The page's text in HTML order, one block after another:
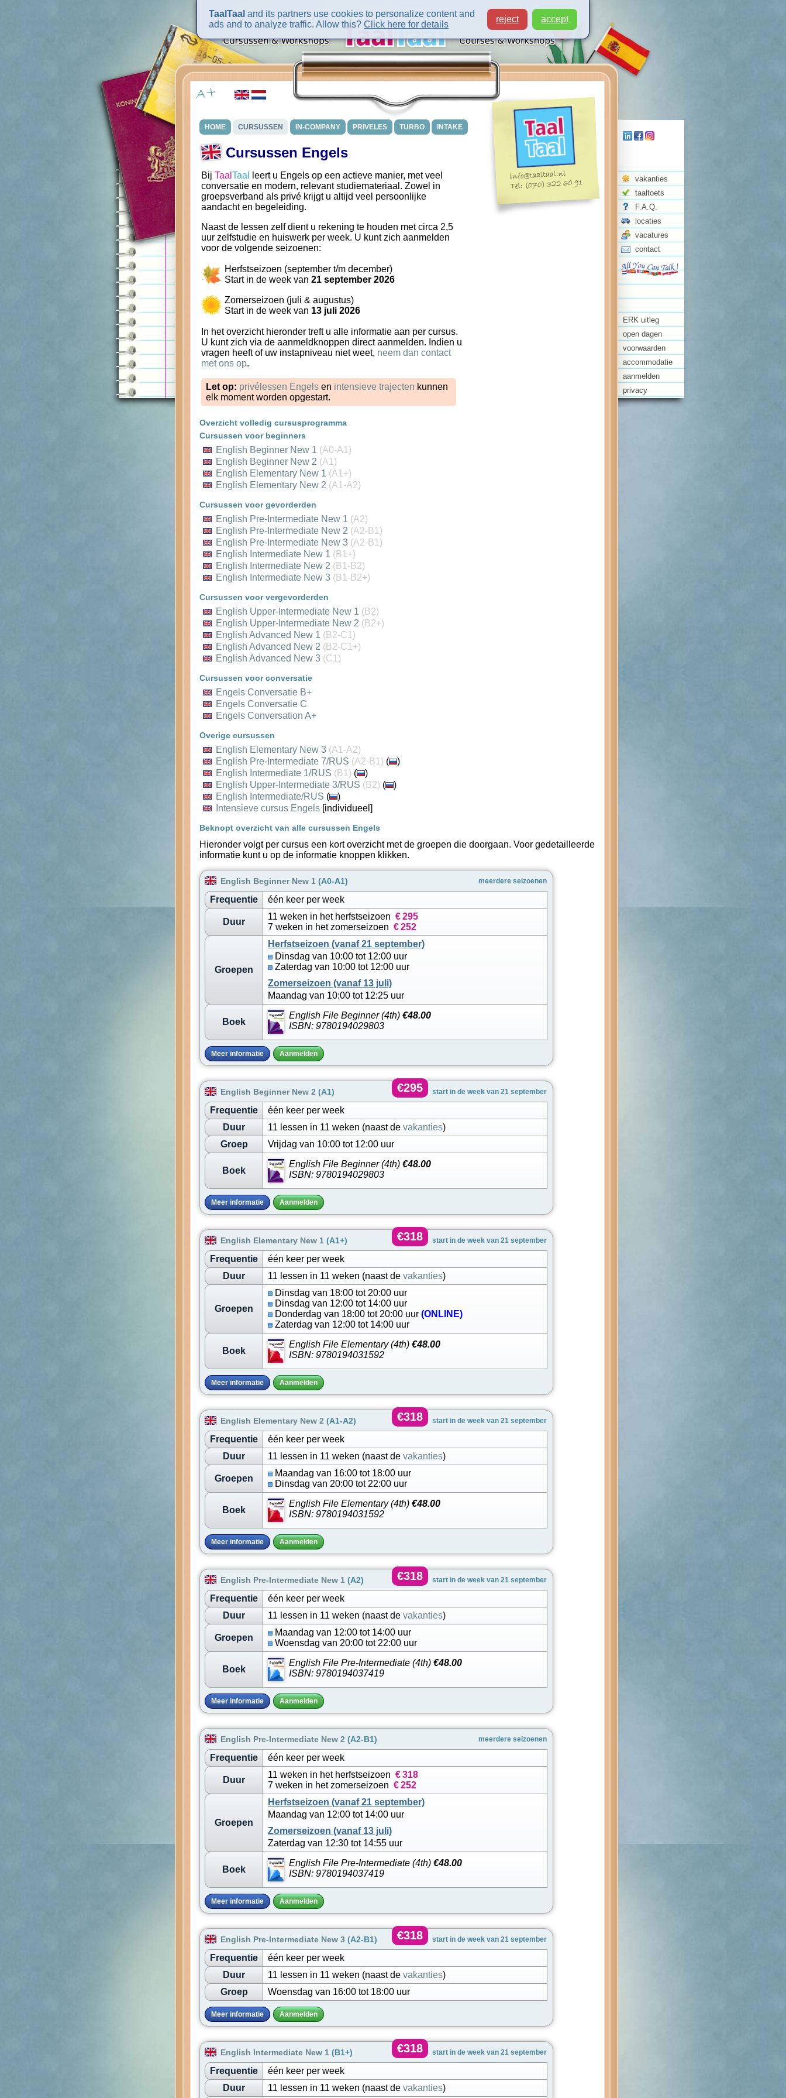
vakanties
taaltoets
F.A.Q.
locaties
vacatures
contact
ERK uitleg
open dagen
voorwaarden
accommodatie
aanmelden
privacy
HOME CURSUSSEN IN-COMPANY PRIVELES TURBO INTAKE
Cursussen Engels
Bij Taal Taal
leert u Engels op een actieve manier, met veel
conversatie en modern, relevant studiemateriaal. Zowel in
groepsverband als privé krijgt u altijd veel persoonlijke
aandacht en begeleiding.
Naast de lessen zelf dient u rekening te houden met circa 2,5
uur zelfstudie en huiswerk per week. U kunt zich aanmelden
voor de volgende seizoenen:
Herfstseizoen (september t/m december)
Start in de week van 21 september 2026
Zomerseizoen (juli & augustus)
Start in de week van 13 juli 2026
In het overzicht hieronder treft u alle informatie aan per cursus.
U kunt zich via de aanmeldknoppen direct aanmelden. Indien u
vragen heeft of uw instapniveau niet weet, neem dan contact
met ons op.
Let op: privélessen Engels en intensieve trajecten kunnen
elk moment worden opgestart.
Overzicht volledig cursusprogramma
Cursussen voor beginners
English Beginner New 1 (A0-A1)
English Beginner New 2 (A1)
English Elementary New 1 (A1+)
English Elementary New 2 (A1-A2)
Cursussen voor gevorderden
English Pre-Intermediate New 1 (A2)
English Pre-Intermediate New 2 (A2-B1)
English Pre-Intermediate New 3 (A2-B1)
English Intermediate New 1 (B1+)
English Intermediate New 2 (B1-B2)
English Intermediate New 3 (B1-B2+)
Cursussen voor vergevorderden
English Upper-Intermediate New 1 (B2)
English Upper-Intermediate New 2 (B2+)
English Advanced New 1 (B2-C1)
English Advanced New 2 (B2-C1+)
English Advanced New 3 (C1)
Cursussen voor conversatie
Engels Conversatie B+
Engels Conversatie C
Engels Conversation A+
Overige cursussen
English Elementary New 3 (A1-A2)
English Pre-Intermediate 7/RUS (A2-B1) (
)
English Intermediate 1/RUS (B1) (
)
English Upper-Intermediate 3/RUS (B2) (
)
English Intermediate/RUS (
)
Intensieve cursus Engels [individueel]
Beknopt overzicht van alle cursussen Engels
Hieronder volgt per cursus een kort overzicht met de groepen die doorgaan. Voor gedetailleerde
informatie kunt u op de informatie knoppen klikken.
English Beginner New 1 (A0-A1) meerdere seizoenen
Frequentie één keer per week
Duur
11 weken in het herfstseizoen €295
7 weken in het zomerseizoen €252
Groepen
Herfstseizoen (vanaf 21 september)
Dinsdag van 10:00 tot 12:00 uur
Zaterdag van 10:00 tot 12:00 uur
Zomerseizoen (vanaf 13 juli)
Maandag van 10:00 tot 12:25 uur
Boek
English File Beginner (4th) €48.00
ISBN: 9780194029803
Meer informatie Aanmelden
English Beginner New 2 (A1) start in de week van 21 september
€295
Frequentie
één keer per week
Duur
11 lessen in 11 weken (naast de vakanties)
Groep
Vrijdag van 10:00 tot 12:00 uur
Boek
English File Beginner (4th) €48.00
ISBN: 9780194029803
Meer informatie Aanmelden
English Elementary New 1 (A1+) start in de week van 21 september
€318
Frequentie
één keer per week
Duur
11 lessen in 11 weken (naast de vakanties)
Groepen
Dinsdag van 18:00 tot 20:00 uur
Dinsdag van 12:00 tot 14:00 uur
Donderdag van 18:00 tot 20:00 uur (ONLINE)
Zaterdag van 12:00 tot 14:00 uur
Boek
English File Elementary (4th) €48.00
ISBN: 9780194031592
Meer informatie Aanmelden
English Elementary New 2 (A1-A2) start in de week van 21 september
€318
Frequentie
één keer per week
Duur
11 lessen in 11 weken (naast de vakanties)
Groepen
Maandag van 16:00 tot 18:00 uur
Dinsdag van 20:00 tot 22:00 uur
Boek
English File Elementary (4th) €48.00
ISBN: 9780194031592
Meer informatie Aanmelden
English Pre-Intermediate New 1 (A2) start in de week van 21 september
€318
Frequentie
één keer per week
Duur
11 lessen in 11 weken (naast de vakanties)
Groepen
Maandag van 12:00 tot 14:00 uur
Woensdag van 20:00 tot 22:00 uur
Boek
English File Pre-Intermediate (4th) €48.00
ISBN: 9780194037419
Meer informatie Aanmelden
English Pre-Intermediate New 2 (A2-B1) meerdere seizoenen
Frequentie één keer per week
Duur
11 weken in het herfstseizoen €318
7 weken in het zomerseizoen €252
Groepen
Herfstseizoen (vanaf 21 september)
Maandag van 12:00 tot 14:00 uur
Zomerseizoen (vanaf 13 juli)
Zaterdag van 12:30 tot 14:55 uur
Boek
English File Pre-Intermediate (4th) €48.00
ISBN: 9780194037419
Meer informatie Aanmelden
English Pre-Intermediate New 3 (A2-B1) start in de week van 21 september
€318
Frequentie
één keer per week
Duur
11 lessen in 11 weken (naast de vakanties)
Groep
Woensdag van 16:00 tot 18:00 uur
Meer informatie Aanmelden
English Intermediate New 1 (B1+) start in de week van 21 september
€318
Frequentie
één keer per week
Duur
11 lessen in 11 weken (naast de vakanties)
TaalTaal and its partners use cookies to personalize content and
ads and to analyze traffic. Allow this? Click here for details
reject accept